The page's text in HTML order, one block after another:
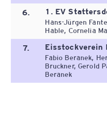
6. 1. EV
Hans-Jürgen
Hable, Cornelia
7. Eisstockverein
Fabio Beranek,
Bruckner, Gerold
Beranek